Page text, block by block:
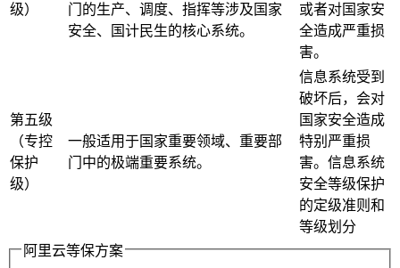
级）
门的生产、调度、指挥等涉及国家
安全、国计民生的核心系统。
或者对国家安
全造成严重损
害。
第五级
（专控
保护
级）
一般适用于国家重要领域、重要部
门中的极端重要系统。
信息系统受到
破坏后，会对
国家安全造成
特别严重损
害。信息系统
安全等级保护
的定级准则和
等级划分
阿里云等保方案